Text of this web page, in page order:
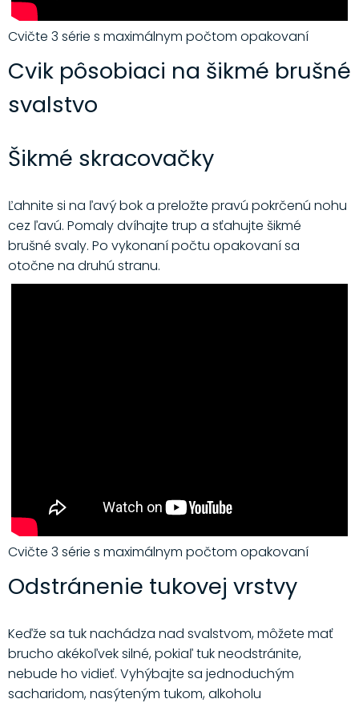
Cvičte 3 série s maximálnym počtom opakovaní
Cvik pôsobiaci na šikmé brušné
svalstvo
Šikmé skracovačky
Ľahnite si na ľavý bok a preložte pravú pokrčenú nohu
cez ľavú. Pomaly dvíhajte trup a sťahujte šikmé
brušné svaly. Po vykonaní počtu opakovaní sa
otočne na druhú stranu.
Cvičte 3 série s maximálnym počtom opakovaní
Odstránenie tukovej vrstvy
Keďže sa tuk nachádza nad svalstvom, môžete mať
brucho akékoľvek silné, pokiaľ tuk neodstránite,
nebude ho vidieť. Vyhýbajte sa jednoduchým
sacharidom, nasýteným tukom, alkoholu